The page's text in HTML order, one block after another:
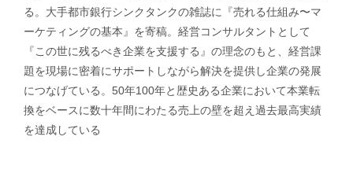
る。大手都市銀行シンクタンクの雑誌に『売れる仕組み〜マ
ーケティングの基本』を寄稿。経営コンサルタントとして
『この世に残るべき企業を支援する』の理念のもと、経営課
題を現場に密着にサポートしながら解決を提供し企業の発展
につなげている。50年100年と歴史ある企業において本業転
換をベースに数十年間にわたる売上の壁を超え過去最高実績
を達成している